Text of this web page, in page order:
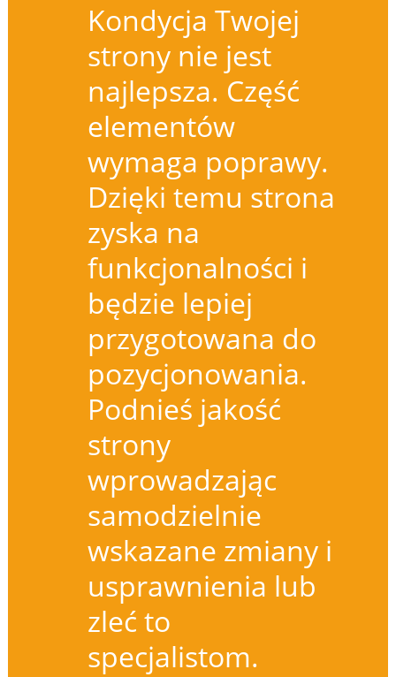
Kondycja Twojej
strony nie jest
najlepsza. Część
elementów
wymaga poprawy.
Dzięki temu strona
zyska na
funkcjonalności i
będzie lepiej
przygotowana do
pozycjonowania.
Podnieś jakość
strony
wprowadzając
samodzielnie
wskazane zmiany i
usprawnienia lub
zleć to
specjalistom.